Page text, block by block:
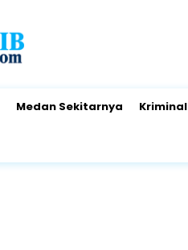
Medan Sekitarnya Kriminal